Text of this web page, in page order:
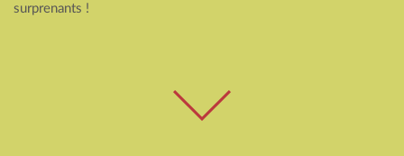
surprenants !